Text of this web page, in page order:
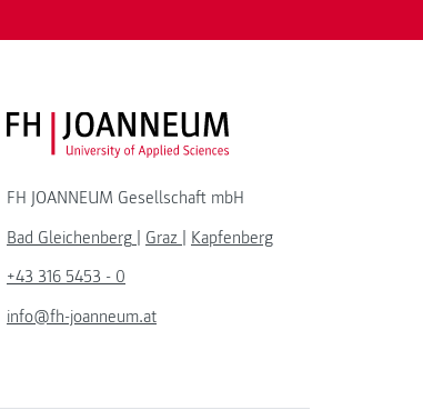
FH JOANNEUM Logo
FH JOANNEUM Gesellschaft mbH
Bad Gleichenberg | Graz | Kapfenberg
+43 316 5453 - 0
info@fh-joanneum.at